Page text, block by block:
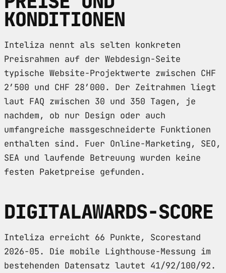
KONDITIONEN
Inteliza nennt als selten konkreten
Preisrahmen auf der Webdesign-Seite
typische Website-Projektwerte zwischen CHF
2’500 und CHF 28’000. Der Zeitrahmen liegt
laut FAQ zwischen 30 und 350 Tagen, je
nachdem, ob nur Design oder auch
umfangreiche massgeschneiderte Funktionen
enthalten sind. Fuer Online-Marketing, SEO,
SEA und laufende Betreuung wurden keine
festen Paketpreise gefunden.
DIGITALAWARDS-SCORE
Inteliza erreicht 66 Punkte, Scorestand
2026-05. Die mobile Lighthouse-Messung im
bestehenden Datensatz lautet 41/92/100/92.